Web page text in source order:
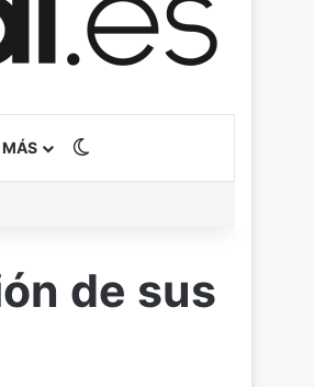
MÁS
de sus